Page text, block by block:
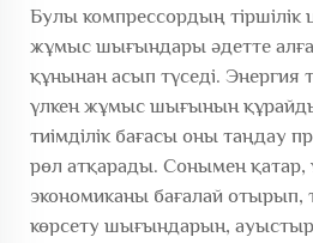
Булы компрессордың тіршілік
жұмыс шығындары әдетте
құнынан асып түседі. Энергия
үлкен жұмыс шығынын
тиімділік бағасы оны таңдау
рөл атқарады. Сонымен қатар,
экономиканы бағалай отырып,
көрсету шығындарын,